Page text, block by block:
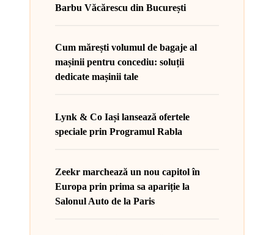
Barbu Văcărescu din București
Cum mărești volumul de bagaje al
mașinii pentru concediu: soluții
dedicate mașinii tale
Lynk & Co Iași lansează ofertele
speciale prin Programul Rabla
Zeekr marchează un nou capitol în
Europa prin prima sa apariție la
Salonul Auto de la Paris